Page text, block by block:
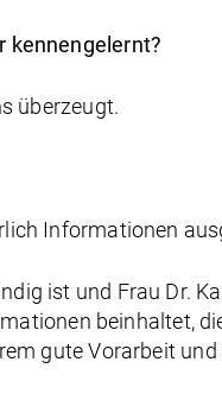
kennengelernt?
überzeugt.
Informationen
ist und Frau Dr.
beinhaltet,
gute Vorarbeit